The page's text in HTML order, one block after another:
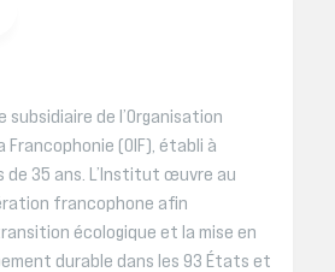
subsidiaire de l’Organisation
(OIF), établi à
de 35 ans. L’Institut œuvre au
francophone afin
écologique et la mise en
durable dans les 93 États et